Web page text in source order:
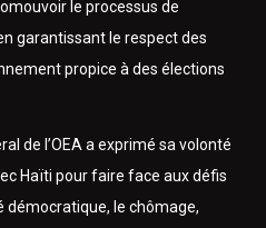
le processus de
garantissant le respect des
propice à des élections
de l’OEA a exprimé sa volonté
Haïti pour faire face aux défis
démocratique, le chômage,